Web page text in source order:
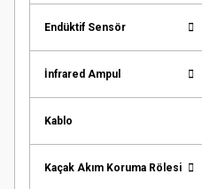
Endüktif Sensör
İnfrared Ampul
Kablo
Kaçak Akım Koruma Rölesi